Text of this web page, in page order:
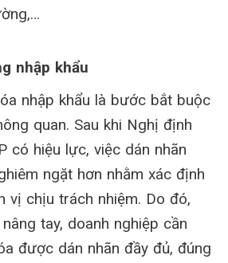
nhập khẩu
nhập khẩu là bước bắt buộc
quan. Sau khi Nghị định
có hiệu lực, việc dán nhãn
ngặt hơn nhằm xác định
vị chịu trách nhiệm. Do đó,
tay, doanh nghiệp cần
được dán nhãn đầy đủ, đúng